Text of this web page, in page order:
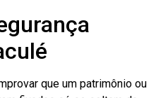
que um patrimônio ou